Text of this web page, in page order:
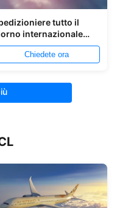
tutto il
internazionale
dalla Cina a
Chiedete ora